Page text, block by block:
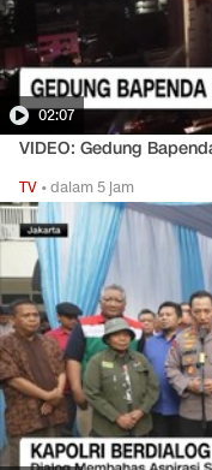
02:07
VIDEO: Gedung
TV •dalam 5 jam